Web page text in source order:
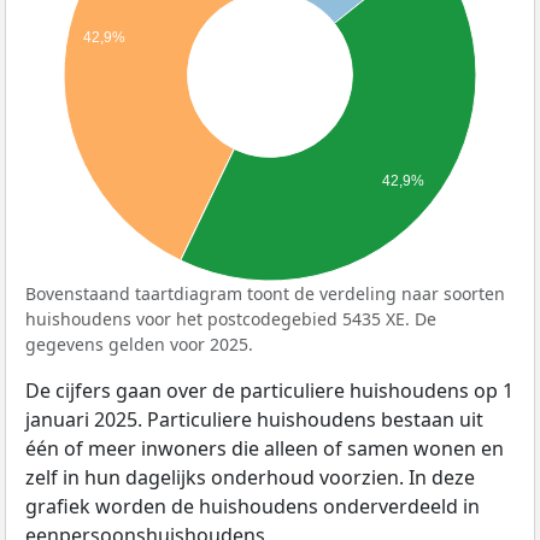
42,9%
42,9%
Bovenstaand taartdiagram toont de verdeling naar soorten
huishoudens voor het postcodegebied 5435 XE. De
gegevens gelden voor 2025.
De cijfers gaan over de particuliere huishoudens op 1
januari 2025. Particuliere huishoudens bestaan uit
één of meer inwoners die alleen of samen wonen en
zelf in hun dagelijks onderhoud voorzien. In deze
grafiek worden de huishoudens onderverdeeld in
eenpersoonshuishoudens,